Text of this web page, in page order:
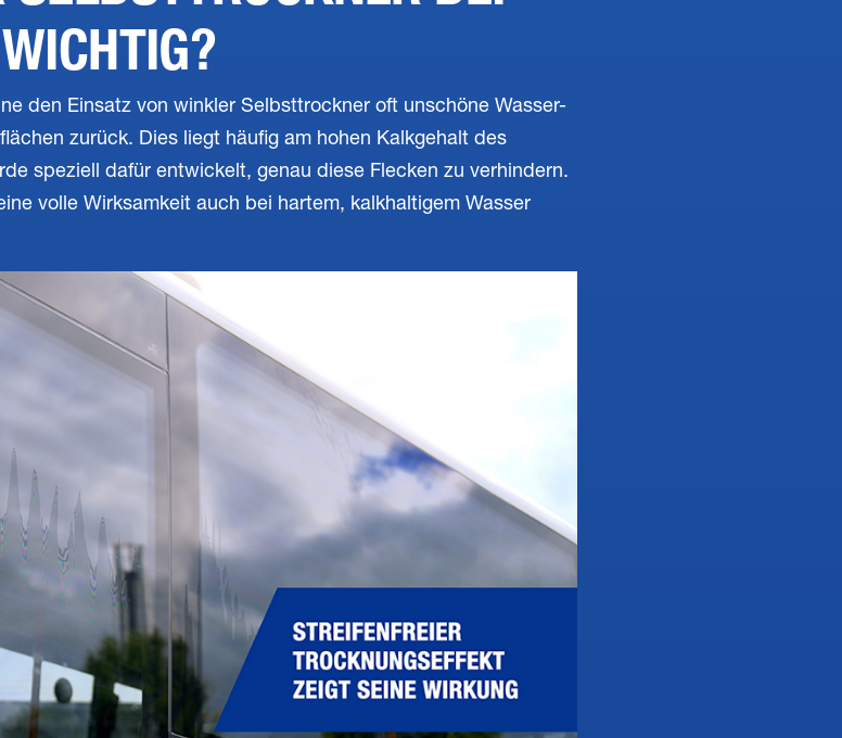
den Einsatz von winkler Selbsttrockner oft unschöne Wasser-
zurück. Dies liegt häufig am hohen Kalkgehalt des
speziell dafür entwickelt, genau diese Flecken zu verhindern.
volle Wirksamkeit auch bei hartem, kalkhaltigem Wasser